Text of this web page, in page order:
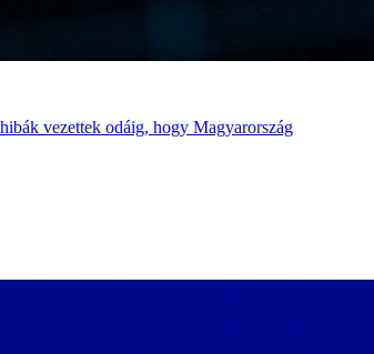
vezettek odáig, hogy Magyarország